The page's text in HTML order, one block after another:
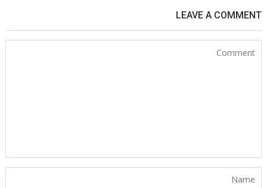
LEAVE A COMMENT